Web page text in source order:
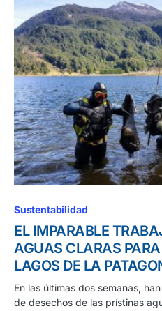
Sustentabilidad
EL IMPARABLE
AGUAS CLARAS
LAGOS DE LA
En las últimas dos semanas,
de desechos de las prístinas